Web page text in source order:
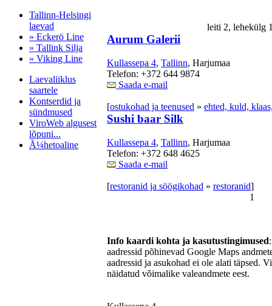
Tallinn-Helsingi
laevad
» Eckerö Line
» Tallink Silja
» Viking Line
Laevaliiklus
saartele
Kontserdid ja
sündmused
ViroWeb algusest
lõpuni...
Ã¼hetoaline
leiti 2,
Aurum Galerii
Kullassepa 4, Tallinn, Harjumaa
Telefon: +372 644 9874
Saada e-mail
[ostukohad ja teenused » ehted, kuld,
Sushi baar Silk
Kullassepa 4, Tallinn, Harjumaa
Telefon: +372 648 4625
Saada e-mail
[restoranid ja söögikohad » restoranid]
1
Info kaardi kohta ja kasutustingimused
aadressid põhinevad Google Maps
aadressid ja asukohad ei ole alati täpsed.
näidatud võimalike valeandmete eest.